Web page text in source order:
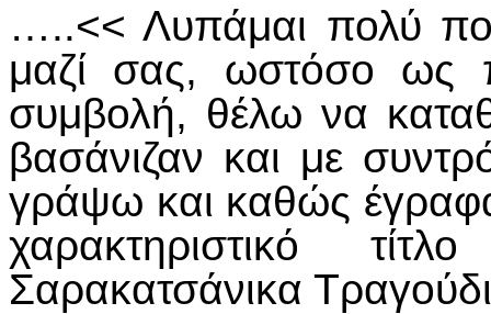
…..<< Λυπάμαι πολύ
μαζί σας, ωστόσο ως
συμβολή, θέλω να
βασάνιζαν και με
γράψω και καθώς
χαρακτηριστικό
Σαρακατσάνικα